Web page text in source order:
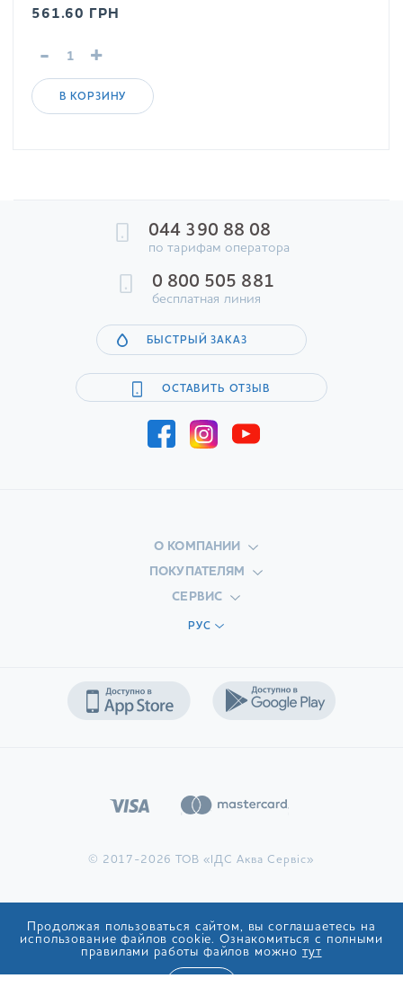
561.60 ГРН
- +
В КОРЗИНУ
044 390 88 08
по тарифам оператора
0 800 505 881
бесплатная линия
БЫСТРЫЙ ЗАКАЗ
ОСТАВИТЬ ОТЗЫВ
О КОМПАНИИ
ПОКУПАТЕЛЯМ
СЕРВИС
РУС
© 2017-2026 ТОВ «ІДС Аква Сервіс»
Продолжая пользоваться сайтом, вы соглашаетесь на
использование файлов cookie. Ознакомиться с полными
правилами работы файлов можно тут